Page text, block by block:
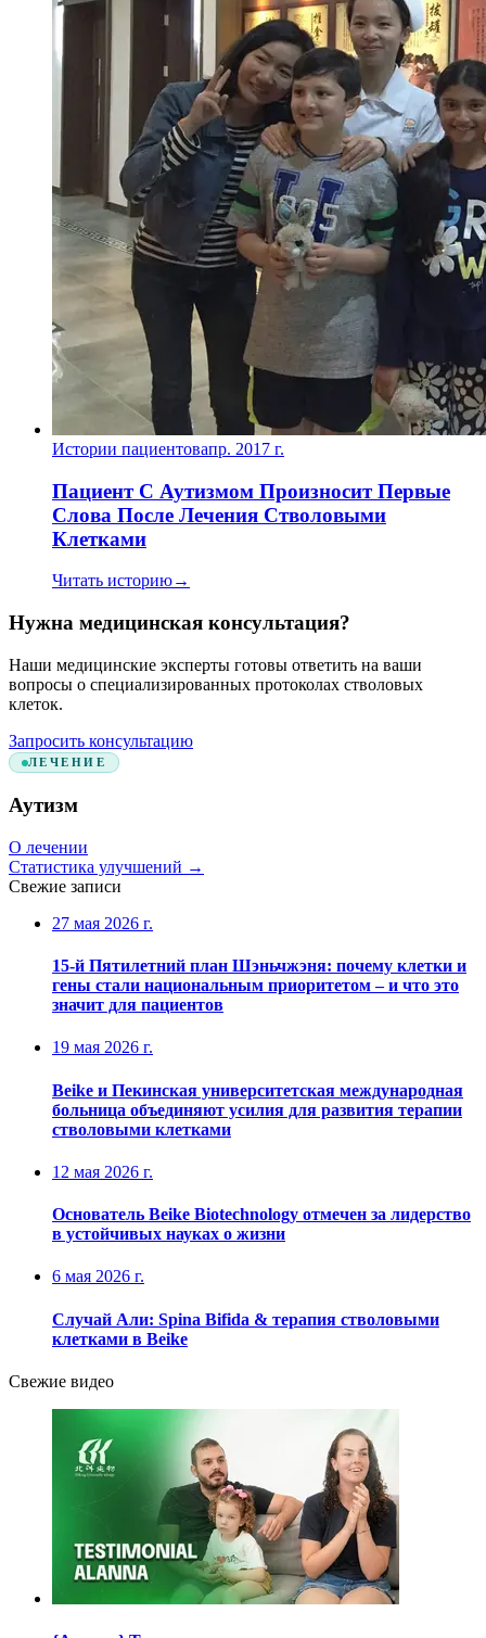
Истории пациентовапр. 2017 г.
Пациент С Аутизмом Произносит Первые
Слова После Лечения Стволовыми
Клетками
Читать историю→
Нужна медицинская консультация?
Наши медицинские эксперты готовы ответить на ваши
вопросы о специализированных протоколах стволовых
клеток.
Запросить консультацию
ЛЕЧЕНИЕ
Аутизм
О лечении
Статистика улучшений →
Свежие записи
27 мая 2026 г.
15-й Пятилетний план Шэньчжэня: почему клетки и
гены стали национальным приоритетом – и что это
значит для пациентов
19 мая 2026 г.
Beike и Пекинская университетская международная
больница объединяют усилия для развития терапии
стволовыми клетками
12 мая 2026 г.
Основатель Beike Biotechnology отмечен за лидерство
в устойчивых науках о жизни
6 мая 2026 г.
Случай Али: Spina Bifida & терапия стволовыми
клетками в Beike
Свежие видео